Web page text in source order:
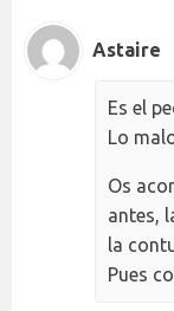
Astaire
Es el
Lo
Os
antes,
la
Pues